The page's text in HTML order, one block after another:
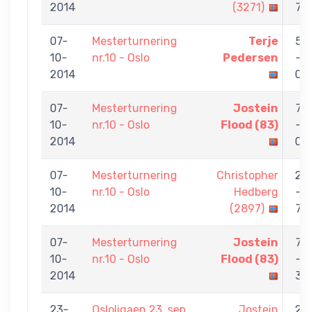
2014
(3271)
7
07-
10-
2014
Mesterturnering
nr.10 - Oslo
Terje
Pedersen
5
-
0
07-
10-
2014
Mesterturnering
nr.10 - Oslo
Jostein
Flood (83)
7
-
0
07-
10-
2014
Mesterturnering
nr.10 - Oslo
Christopher
Hedberg
(2897)
2
-
7
07-
10-
2014
Mesterturnering
nr.10 - Oslo
Jostein
Flood (83)
7
-
3